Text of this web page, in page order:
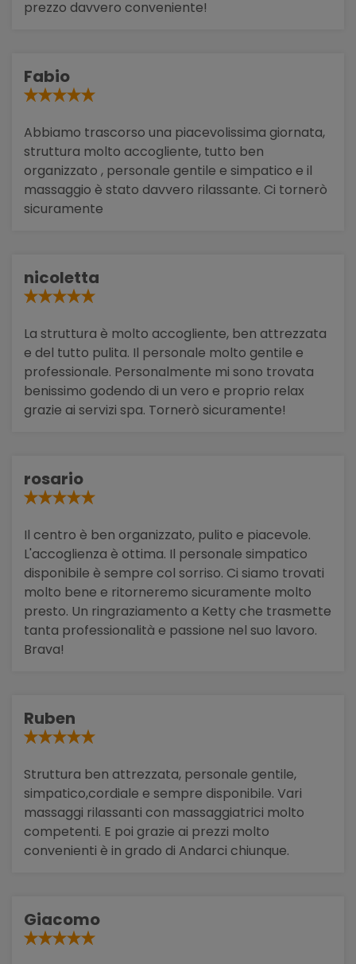
prezzo davvero conveniente!
Fabio
Abbiamo trascorso una piacevolissima giornata,
struttura molto accogliente, tutto ben
organizzato , personale gentile e simpatico e il
massaggio è stato davvero rilassante. Ci tornerò
sicuramente
nicoletta
La struttura è molto accogliente, ben attrezzata
e del tutto pulita. Il personale molto gentile e
professionale. Personalmente mi sono trovata
benissimo godendo di un vero e proprio relax
grazie ai servizi spa. Tornerò sicuramente!
rosario
Il centro è ben organizzato, pulito e piacevole.
L'accoglienza è ottima. Il personale simpatico
disponibile è sempre col sorriso. Ci siamo trovati
molto bene e ritorneremo sicuramente molto
presto. Un ringraziamento a Ketty che trasmette
tanta professionalità e passione nel suo lavoro.
Brava!
Ruben
Struttura ben attrezzata, personale gentile,
simpatico,cordiale e sempre disponibile. Vari
massaggi rilassanti con massaggiatrici molto
competenti. E poi grazie ai prezzi molto
convenienti è in grado di Andarci chiunque.
Giacomo